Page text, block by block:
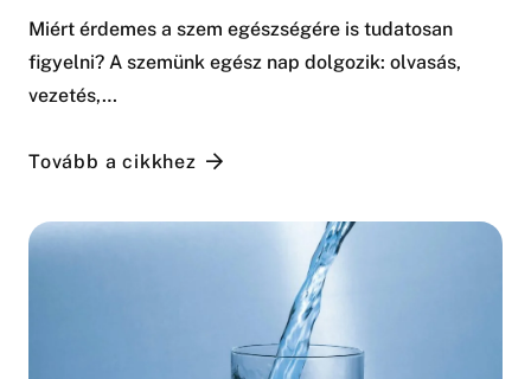
Miért érdemes a szem egészségére is tudatosan
figyelni? A szemünk egész nap dolgozik: olvasás,
vezetés,…
Tovább a cikkhez